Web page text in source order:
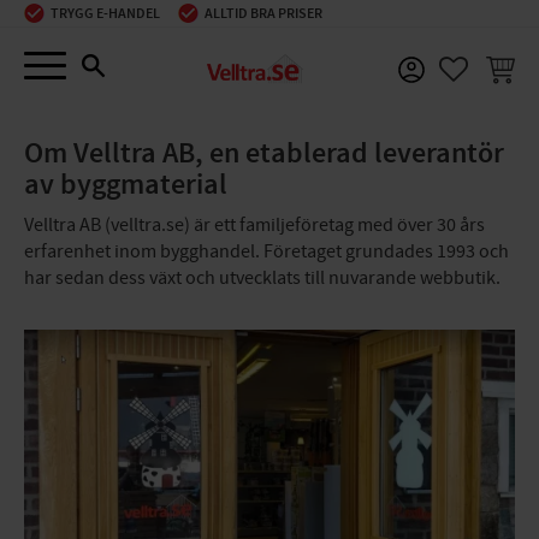
Meny
TRYGG E-HANDEL ALLTID BRA PRISER
Om Velltra AB, en etablerad leverantör
av byggmaterial
Velltra AB (velltra.se) är ett familjeföretag med över 30 års
erfarenhet inom bygghandel. Företaget grundades 1993 och
har sedan dess växt och utvecklats till nuvarande webbutik.